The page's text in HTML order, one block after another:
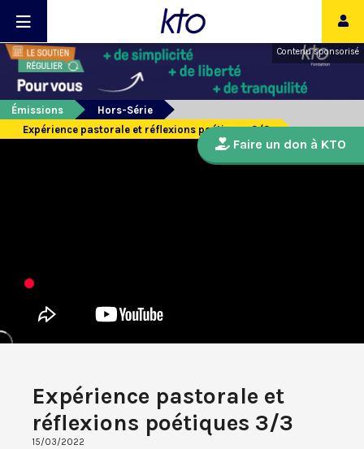
Contenu sponsorisé
Émissions
Hors-Série
Expérience pastorale et réflexions poétiques 3/3
Expérience pastorale et
réflexions poétiques 3/3
15/03/2022
Faire un don à KTO